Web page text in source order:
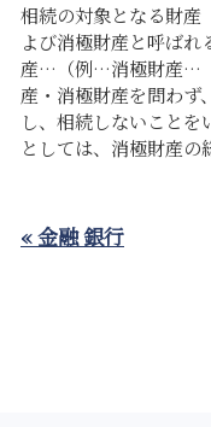
相続の対象となる財産
よび消極財産と呼ばれ
産…（例…消極財産…
産・消極財産を問わず
し、相続しないこと
としては、消極財産
« 金融 銀行